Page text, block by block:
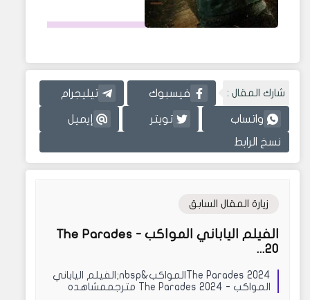
شارك المقال : فيسبوك تيليجرام
واتساب تويتر إيميل
نسخ الرابط
زيارة المقال السابق
الفيلم الياباني المواكب - The Parades
20...
The Parades 2024المواكب&nbsp;الفيلم الياباني
المواكب - The Parades 2024 مترجممشاهده